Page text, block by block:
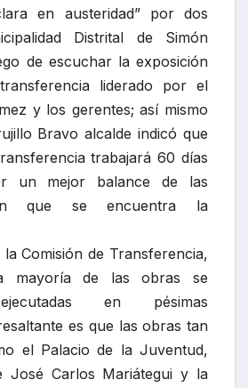
en austeridad” por dos
Distrital de Simón
de escuchar la exposición
liderado por el
y los gerentes; así mismo
Bravo alcalde indicó que
trabajará 60 días
un mejor balance de las
que se encuentra la
la Comisión de Transferencia,
mayoría de las obras se
en pésimas
es que las obras tan
el Palacio de la Juventud,
José Carlos Mariátegui y la